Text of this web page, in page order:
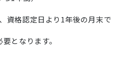
資格認定日より1年後の月末で
となります。